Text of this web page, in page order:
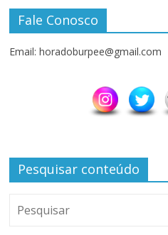
Fale Conosco
Email: horadoburpee@gmail.com
Pesquisar conteúdo